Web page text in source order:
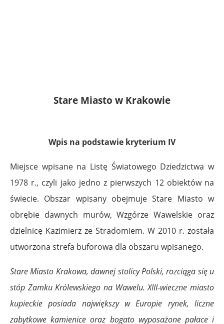
Stare Miasto w Krakowie
Wpis na podstawie kryterium IV
Miejsce wpisane na Listę Światowego Dziedzictwa w
1978 r., czyli jako jedno z pierwszych 12 obiektów na
świecie. Obszar wpisany obejmuje Stare Miasto w
obrębie dawnych murów, Wzgórze Wawelskie oraz
dzielnicę Kazimierz ze Stradomiem. W 2010 r. została
utworzona strefa buforowa dla obszaru wpisanego.
Stare Miasto Krakowa, dawnej stolicy Polski, rozciąga się u
stóp Zamku Królewskiego na Wawelu. XIII-wieczne miasto
kupieckie posiada największy w Europie rynek, liczne
zabytkowe kamienice oraz bogato wyposażone pałace i